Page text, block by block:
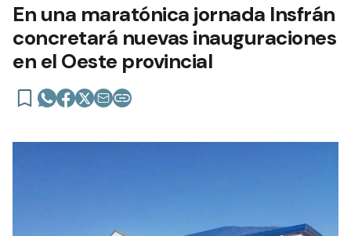
En una maratónica jornada Insfrán
concretará nuevas inauguraciones
en el Oeste provincial